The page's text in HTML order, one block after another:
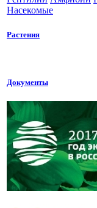
Насекомые
Растения
Документы